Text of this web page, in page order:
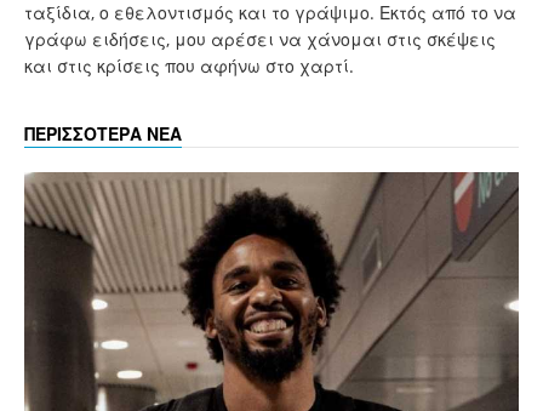
ταξίδια, ο εθελοντισμός και το γράψιμο. Εκτός από το να
γράφω ειδήσεις, μου αρέσει να χάνομαι στις σκέψεις
και στις κρίσεις που αφήνω στο χαρτί.
ΠΕΡΙΣΣΟΤΕΡΑ ΝΕΑ